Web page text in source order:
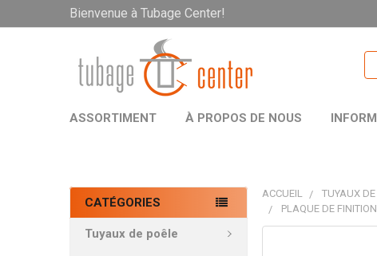
Bienvenue à Tubage Center!
ASSORTIMENT À PROPOS DE NOUS
CATÉGORIES
Tuyaux de poêle
ACCUEIL TUYAUX DE
PLAQUE DE